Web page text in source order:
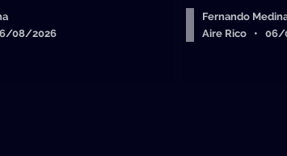
08/2026
Fernando
Aire Rico • 06/